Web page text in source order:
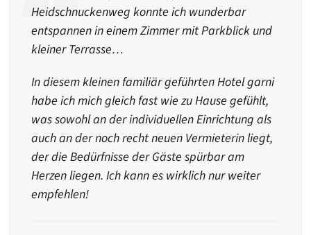
Heidschnuckenweg konnte ich wunderbar
entspannen in einem Zimmer mit Parkblick und
kleiner Terrasse…
In diesem kleinen familiär geführten Hotel garni
habe ich mich gleich fast wie zu Hause gefühlt,
was sowohl an der individuellen Einrichtung als
auch an der noch recht neuen Vermieterin liegt,
der die Bedürfnisse der Gäste spürbar am
Herzen liegen. Ich kann es wirklich nur weiter
empfehlen!